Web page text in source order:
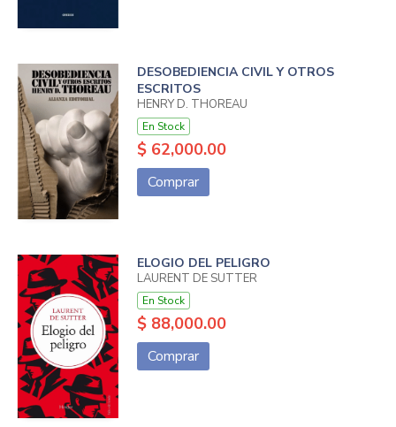
DESOBEDIENCIA CIVIL Y OTROS
ESCRITOS
HENRY D. THOREAU
En Stock
$ 62,000.00
Comprar
ELOGIO DEL PELIGRO
LAURENT DE SUTTER
En Stock
$ 88,000.00
Comprar